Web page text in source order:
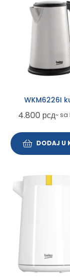
WKM6226I
4.800 рсд~ sa
DODAJ U